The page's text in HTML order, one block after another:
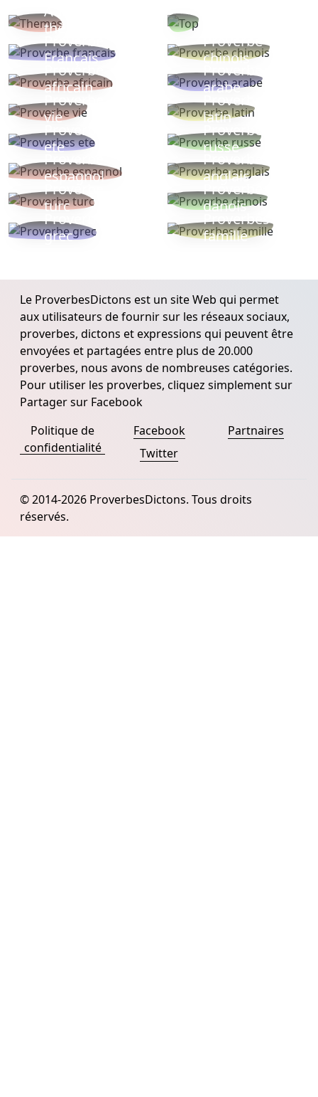
Autres
thèmes
Proverbe
Français
Proverbe
chinois
Proverbe
africain
Proverbe
arabe
Proverbe
vie
Proverbe
latin
Proverbes
ete
Proverbe
russe
Proverbe
espagnol
Proverbe
anglais
Proverbe
turc
Proverbe
danois
Proverbe
grec
Proverbes
famille
Le ProverbesDictons est un site Web qui permet
aux utilisateurs de fournir sur les réseaux sociaux,
proverbes, dictons et expressions qui peuvent être
envoyées et partagées entre plus de 20.000
proverbes, nous avons de nombreuses catégories.
Pour utiliser les proverbes, cliquez simplement sur
Partager sur Facebook
Politique de
confidentialité
Facebook
Twitter
Partnaires
© 2014-2026 ProverbesDictons. Tous droits
réservés.